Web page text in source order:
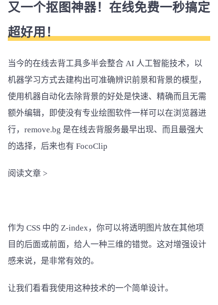
又一个抠图神器！在线免费一秒搞定
超好用！
当今的在线去背工具多半会整合 AI 人工智能技术，以
机器学习方式去建构出可准确辨识前景和背景的模型，
使用机器自动化去除背景的好处是快速、精确而且无需
额外编辑，即使没有专业绘图软件一样可以在浏览器进
行，remove.bg 是在线去背服务最早出现、而且最强大
的选择，后来也有 FocoClip
阅读文章 >
作为 CSS 中的 Z-index，你可以将透明图片放在其他项
目的后面或前面，给人一种三维的错觉。这对增强设计
感来说，是非常有效的。
让我们看看我使用这种技术的一个简单设计。